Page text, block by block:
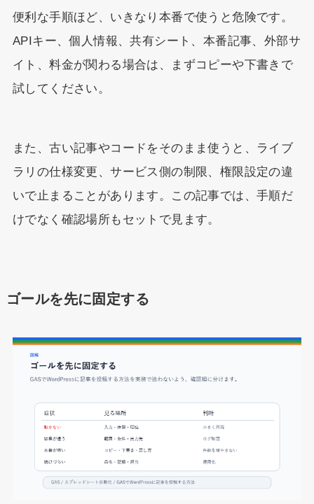
便利な手順ほど、いきなり本番で使うと危険です。
APIキー、個人情報、共有シート、本番記事、外部サ
イト、料金が関わる場合は、まずコピーや下書きで
試してください。
また、古い記事やコードをそのまま使うと、ライブ
ラリの仕様変更、サービス側の制限、権限設定の違
いで止まることがあります。この記事では、手順だ
けでなく確認場所もセットで見ます。
ゴールを先に固定する